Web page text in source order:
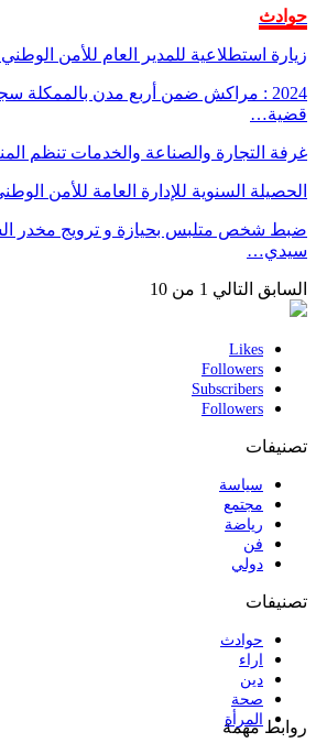
حوادث
زيارة استطلاعية للمدير العام للأمن
قضية…
غرفة التجارة والصناعة والخدمات تنظم
الحصيلة السنوية للإدارة العامة للأمن الوطني
ضبط شخص متلبس بحيازة و ترويج مخدر
سيدي…
السابق التالي 1 من 10
Likes
Followers
Subscribers
Followers
تصنيفات
سياسة
مجتمع
رياضة
فن
دولي
تصنيفات
حوادث
اراء
دين
صحة
المرأة
روابط مهمة